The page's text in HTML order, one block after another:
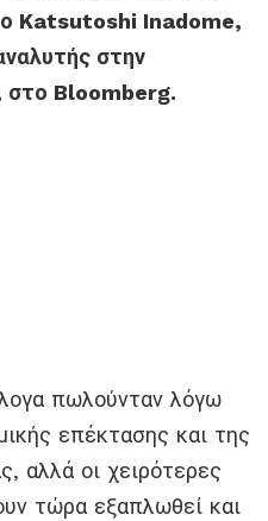
ο Katsutoshi Inadome,
στην
Bloomberg.
πωλούνταν λόγω
επέκτασης και της
αλλά οι χειρότερες
τώρα εξαπλωθεί και